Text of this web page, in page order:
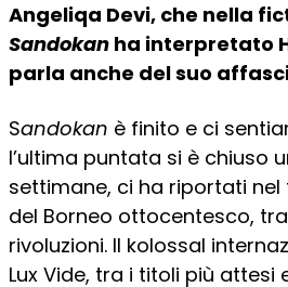
Angeliqa Devi, che nella
Sandokan ha interpretato
parla anche del suo
Sandokan è finito e ci
l’ultima puntata si è chiuso
settimane, ci ha riportati
del Borneo ottocentesco,
rivoluzioni. Il kolossal
Lux Vide, tra i titoli più attesi